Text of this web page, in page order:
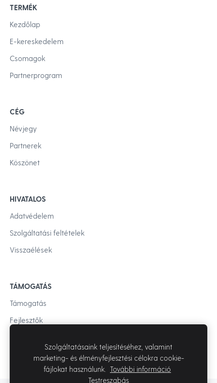
TERMÉK
Kezdőlap
E-kereskedelem
Csomagok
Partnerprogram
CÉG
Névjegy
Partnerek
Köszönet
HIVATALOS
Adatvédelem
Szolgáltatási feltételek
Visszaélések
TÁMOGATÁS
Támogatás
Fejlesztők
Szolgáltatásaink teljesítéséhez, valamint
marketing- és élményfejlesztési célokra cookie-
fájlokat használunk.
További információ
Testreszabás